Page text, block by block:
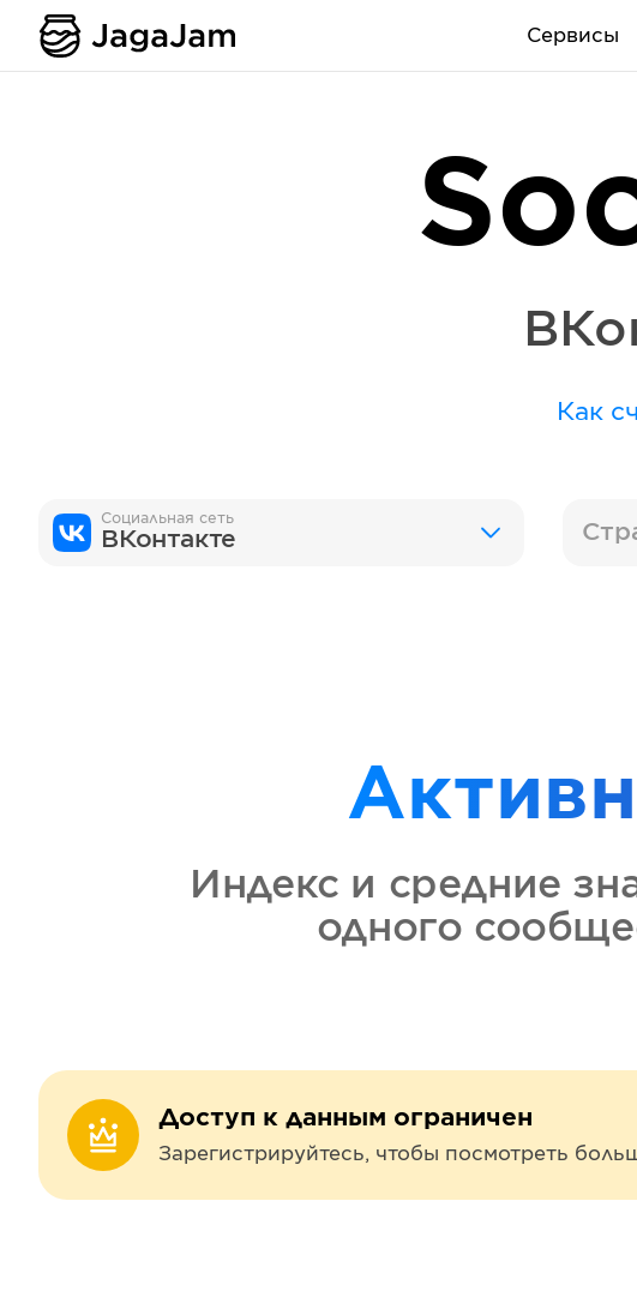
Сервисы
Как
Социальная сеть
ВКонтакте
Индекс и средние
одного
Доступ к данным ограничен
Зарегистрируйтесь, чтобы посмотреть